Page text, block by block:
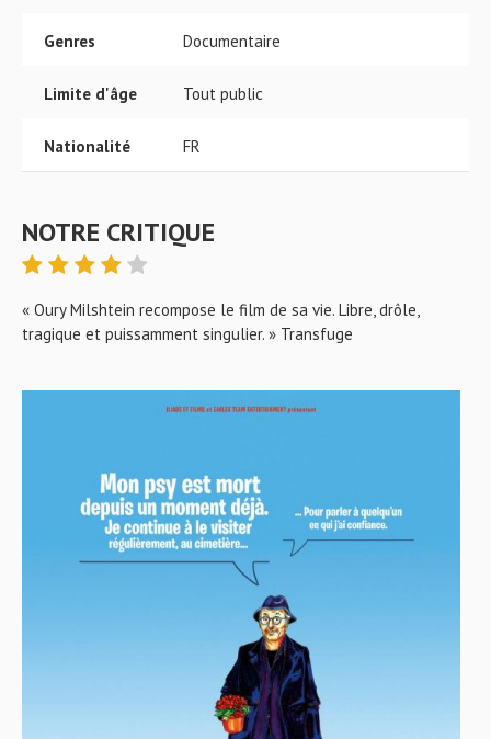
Genres Documentaire
Limite d'âge Tout public
Nationalité FR
NOTRE CRITIQUE
« Oury Milshtein recompose le film de sa vie. Libre, drôle,
tragique et puissamment singulier. » Transfuge